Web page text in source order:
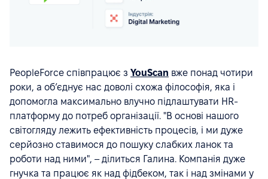
PeopleForce співпрацює з YouScan вже понад чотири
роки, а обʼєднує нас доволі схожа філософія, яка і
допомогла максимально влучно підлаштувати HR-
платформу до потреб організації. "В основі нашого
світогляду лежить ефективність процесів, і ми дуже
серйозно ставимося до пошуку слабких ланок та
роботи над ними", – ділиться Галина. Компанія дуже
гнучка та працює як над фідбеком, так і над змінами у